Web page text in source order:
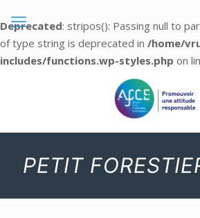
Deprecated: stripos(): Passing null to
of type string is deprecated in /home/
includes/functions.wp-styles.php on
PETIT